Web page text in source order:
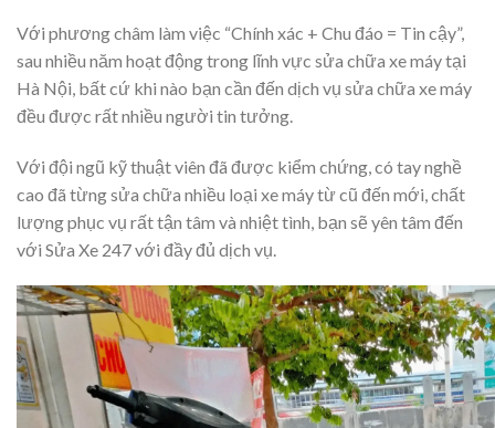
Với phương châm làm việc “Chính xác + Chu đáo = Tin cậy”,
sau nhiều năm hoạt động trong lĩnh vực sửa chữa xe máy tại
Hà Nội, bất cứ khi nào bạn cần đến dịch vụ sửa chữa xe máy
đều được rất nhiều người tin tưởng.
Với đội ngũ kỹ thuật viên đã được kiểm chứng, có tay nghề
cao đã từng sửa chữa nhiều loại xe máy từ cũ đến mới, chất
lượng phục vụ rất tận tâm và nhiệt tình, bạn sẽ yên tâm đến
với Sửa Xe 247 với đầy đủ dịch vụ.